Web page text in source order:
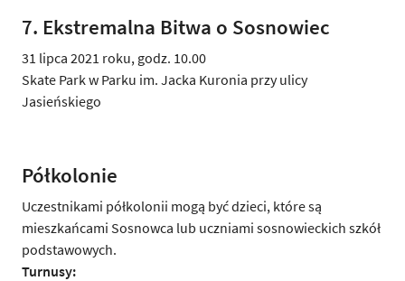
7. Ekstremalna Bitwa o Sosnowiec
31 lipca 2021 roku, godz. 10.00
Skate Park w Parku im. Jacka Kuronia przy ulicy
Jasieńskiego
Półkolonie
Uczestnikami półkolonii mogą być dzieci, które są
mieszkańcami Sosnowca lub uczniami sosnowieckich szkół
podstawowych.
Turnusy: